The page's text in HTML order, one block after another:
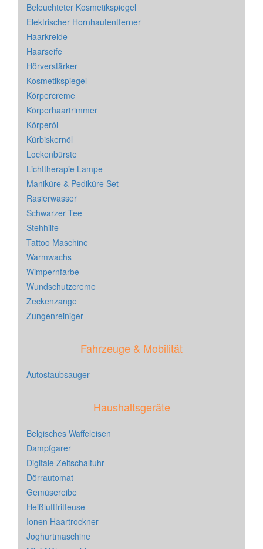
Beleuchteter Kosmetikspiegel
Elektrischer Hornhautentferner
Haarkreide
Haarseife
Hörverstärker
Kosmetikspiegel
Körpercreme
Körperhaartrimmer
Körperöl
Kürbiskernöl
Lockenbürste
Lichttherapie Lampe
Maniküre & Pediküre Set
Rasierwasser
Schwarzer Tee
Stehhilfe
Tattoo Maschine
Warmwachs
Wimpernfarbe
Wundschutzcreme
Zeckenzange
Zungenreiniger
Fahrzeuge & Mobilität
Autostaubsauger
Haushaltsgeräte
Belgisches Waffeleisen
Dampfgarer
Digitale Zeitschaltuhr
Dörrautomat
Gemüsereibe
Heißluftfritteuse
Ionen Haartrockner
Joghurtmaschine